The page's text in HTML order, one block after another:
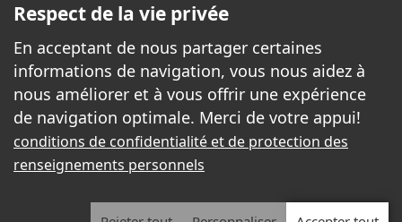
183, rue Broadway Ouest Gatineau QC
J8P 3T6 - Édifice Broadway
361, boul. Maloney Ouest Gatineau QC
J8P 7E9 -Édifice Maloney
Télécopieur:
819 643-1001
Courriel:cco-maloney@cssd.gouv.qc.ca
Respect de la vie privée
En acceptant de nous partager certaines
informations de navigation, vous nous aidez à
nous améliorer et à vous offrir une expérience
de navigation optimale. Merci de votre appui!
conditions de confidentialité et de protection des
renseignements personnels